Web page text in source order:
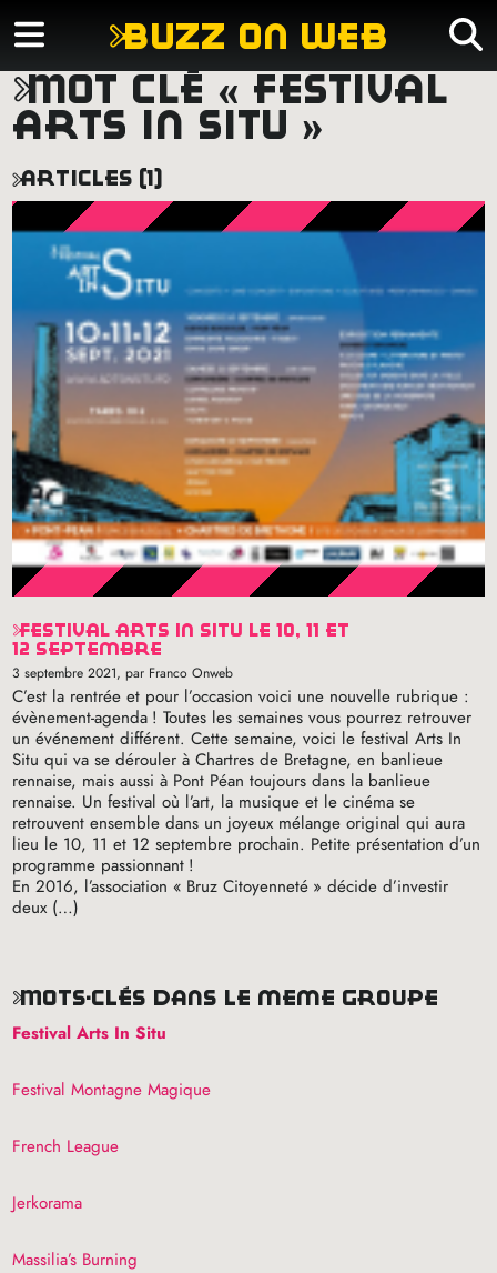
buzz on web
mot clé « festival
arts in situ »
articles (1)
festival arts in situ le 10, 11 et
12 septembre
3 septembre 2021, par Franco Onweb
C’est la rentrée et pour l’occasion voici une nouvelle rubrique :
évènement-agenda ! Toutes les semaines vous pourrez retrouver
un événement différent. Cette semaine, voici le festival Arts In
Situ qui va se dérouler à Chartres de Bretagne, en banlieue
rennaise, mais aussi à Pont Péan toujours dans la banlieue
rennaise. Un festival où l’art, la musique et le cinéma se
retrouvent ensemble dans un joyeux mélange original qui aura
lieu le 10, 11 et 12 septembre prochain. Petite présentation d’un
programme passionnant !
En 2016, l’association « Bruz Citoyenneté » décide d’investir
deux (…)
mots-clés dans le même groupe
Festival Arts In Situ
Festival Montagne Magique
French League
Jerkorama
Massilia’s Burning